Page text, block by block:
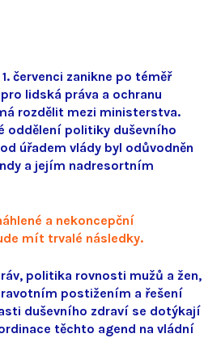
červenci zanikne po téměř
lidská práva a ochranu
rozdělit mezi ministerstva.
oddělení politiky duševního
úřadem vlády byl odůvodněn
a jejím nadresortním
a nekoncepční
mít trvalé následky.
politika rovnosti mužů a žen,
postižením a řešení
duševního zdraví se dotýkají
těchto agend na vládní